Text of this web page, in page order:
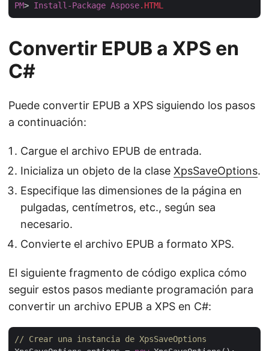
PM> Install-Package Aspose.HTML
Convertir EPUB a XPS en
C#
Puede convertir EPUB a XPS siguiendo los pasos
a continuación:
Cargue el archivo EPUB de entrada.
Inicializa un objeto de la clase XpsSaveOptions.
Especifique las dimensiones de la página en
pulgadas, centímetros, etc., según sea
necesario.
Convierte el archivo EPUB a formato XPS.
El siguiente fragmento de código explica cómo
seguir estos pasos mediante programación para
convertir un archivo EPUB a XPS en C#:
// Crear una instancia de XpsSaveOptions